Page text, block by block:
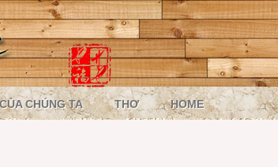
CHÚNG TA THƠ HOME